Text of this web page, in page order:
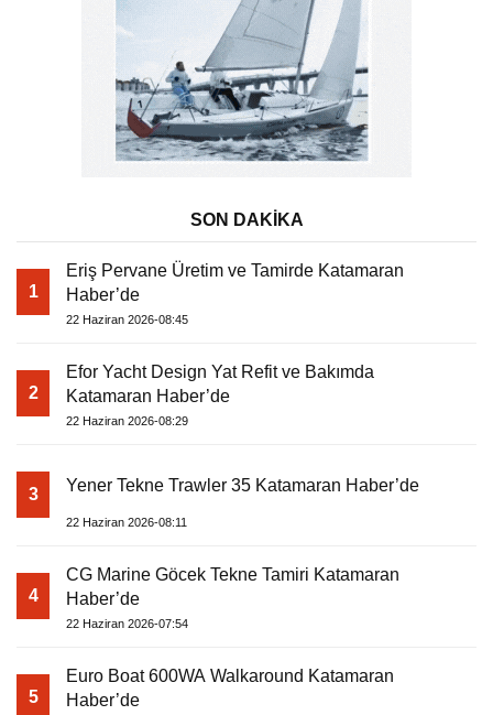
SON DAKİKA
1
Eriş Pervane Üretim ve Tamirde Katamaran
Haber’de
22 Haziran 2026-08:45
2
Efor Yacht Design Yat Refit ve Bakımda
Katamaran Haber’de
22 Haziran 2026-08:29
3 Yener Tekne Trawler 35 Katamaran Haber’de
22 Haziran 2026-08:11
4
CG Marine Göcek Tekne Tamiri Katamaran
Haber’de
22 Haziran 2026-07:54
5
Euro Boat 600WA Walkaround Katamaran
Haber’de